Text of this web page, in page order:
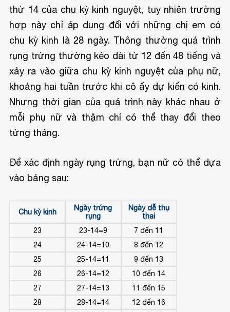
thứ 14 của chu kỳ kinh nguyệt, tuy nhiên trường
hợp này chỉ áp dụng đối với những chị em có
chu kỳ kinh là 28 ngày. Thông thường quá trình
rụng trứng thường kéo dài từ 12 đến 48 tiếng và
xảy ra vào giữa chu kỳ kinh nguyệt của phụ nữ,
khoảng hai tuần trước khi cô ấy dự kiến ​​có kinh.
Nhưng thời gian của quá trình này khác nhau ở
mỗi phụ nữ và thậm chí có thể thay đổi theo
từng tháng.
Để xác định ngày rụng trứng, bạn nữ có thể dựa
vào bảng sau:
Chu kỳ kinh
Ngày trứng
rụng
Ngày dễ thụ
thai
23
23-14=9
7 đến 11
24
24-14=10
8 đến 12
25
25-14=11
9 đến 13
26
26-14=12
10 đến 14
27
27-14=13
11 đến 15
28
28-14=14
12 đến 16